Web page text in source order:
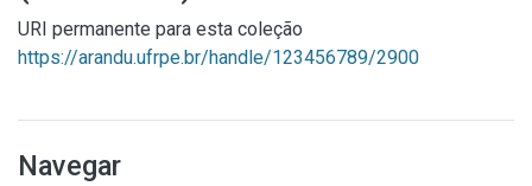
URI permanente para esta coleção
https://arandu.ufrpe.br/handle/123456789/2900
Navegar